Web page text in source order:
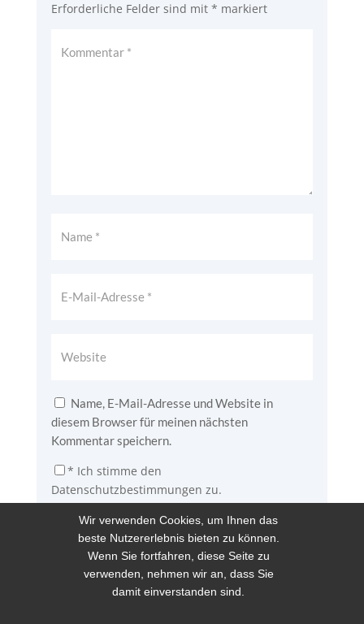
Erforderliche Felder sind mit * markiert
Name, E-Mail-Adresse und Website in
diesem Browser für meinen nächsten
Kommentar speichern.
* Ich stimme den
Datenschutzbestimmungen zu.
KOMMENTAR ABSCHICKEN
Wir verwenden Cookies, um Ihnen das
beste Nutzererlebnis bieten zu können.
Wenn Sie fortfahren, diese Seite zu
verwenden, nehmen wir an, dass Sie
damit einverstanden sind.